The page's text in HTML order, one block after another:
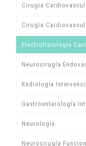
Cirugía
Cirugía
Electrofisiología
Neurocirugía
Radiología
Gastroenterología
Neurología
Neurocirugía